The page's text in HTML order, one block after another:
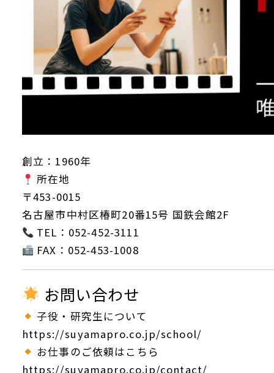
創立：1960年
所在地
〒453-0015
名古屋市中村区椿町20番15号 国鉄会館2F
TEL：052-452-3111
FAX：052-453-1008
お問い合わせ
子役・研究生について
https://suyamapro.co.jp/school/
お仕事のご依頼はこちら
https://suyamapro.co.jp/contact/